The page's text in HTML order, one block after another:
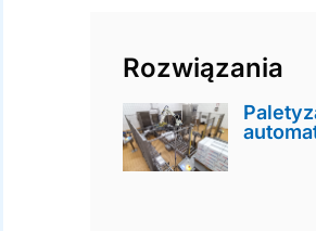
Rozwiązania